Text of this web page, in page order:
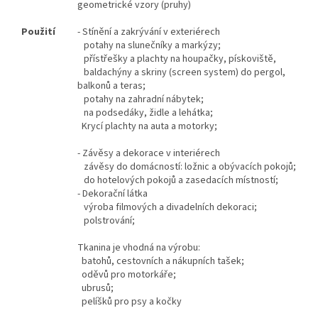
geometrické vzory (pruhy)
Použití
- Stínění a zakrývání v exteriérech
potahy na slunečníky a markýzy;
přístřešky a plachty na houpačky, pískoviště,
baldachýny a skriny (screen system) do pergol,
balkonů a teras;
potahy na zahradní nábytek;
na podsedáky, židle a lehátka;
Krycí plachty na auta a motorky;
- Závěsy a dekorace v interiérech
závěsy do domácností: ložnic a obývacích pokojů;
do hotelových pokojů a zasedacích místností;
- Dekorační látka
výroba filmových a divadelních dekoraci;
polstrování;
Tkanina je vhodná na výrobu:
batohů, cestovních a nákupních tašek;
oděvů pro motorkáře;
ubrusů;
pelíšků pro psy a kočky